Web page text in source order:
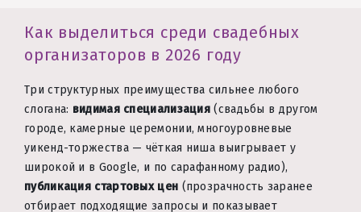
Как выделиться среди свадебных
организаторов в 2026 году
Три структурных преимущества сильнее любого
слогана: видимая специализация (свадьбы в другом
городе, камерные церемонии, многоуровневые
уикенд-торжества — чёткая ниша выигрывает у
широкой и в Google, и по сарафанному радио),
публикация стартовых цен (прозрачность заранее
отбирает подходящие запросы и показывает